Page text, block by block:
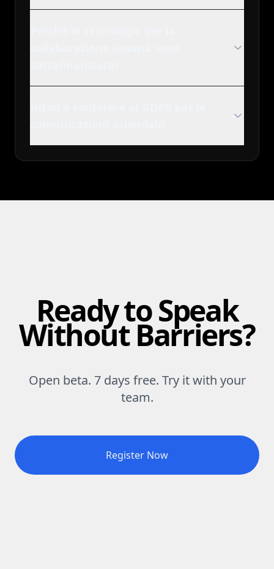
Ready to Speak
Without Barriers?
Open beta. 7 days free. Try it with your
team.
Register Now